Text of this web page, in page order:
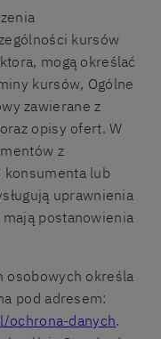
kursów
mogą określać
kursów, Ogólne
zawierane z
opisy ofert. W
z
konsumenta lub
uprawnienia
postanowienia
osobowych określa
pod adresem:
ochrona-danych.